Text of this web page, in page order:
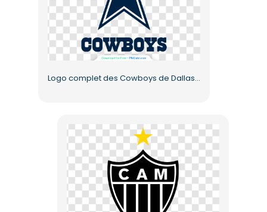
Logo complet des Cowboys de Dallas (PNG gratuit)